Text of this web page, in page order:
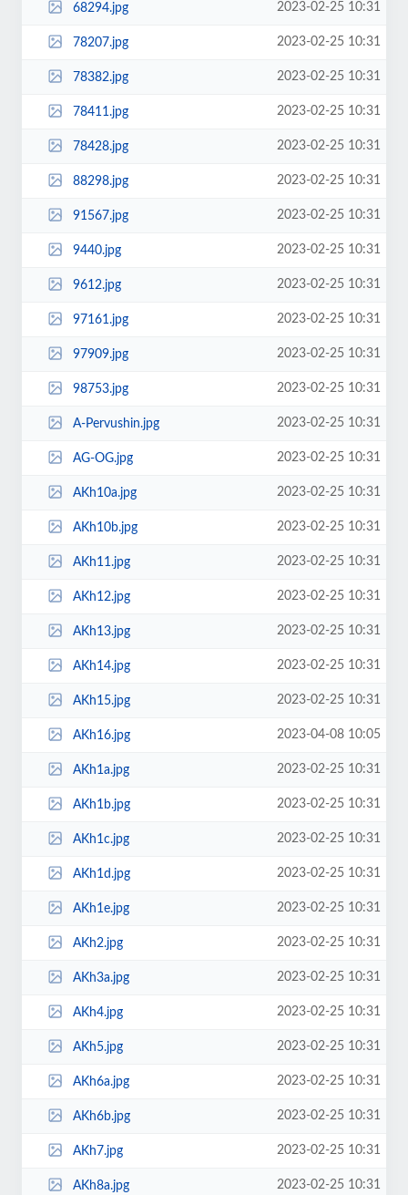
68294.jpg 2023-02-25 10:31
78207.jpg 2023-02-25 10:31
78382.jpg 2023-02-25 10:31
78411.jpg 2023-02-25 10:31
78428.jpg 2023-02-25 10:31
88298.jpg 2023-02-25 10:31
91567.jpg 2023-02-25 10:31
9440.jpg 2023-02-25 10:31
9612.jpg 2023-02-25 10:31
97161.jpg 2023-02-25 10:31
97909.jpg 2023-02-25 10:31
98753.jpg 2023-02-25 10:31
A-Pervushin.jpg 2023-02-25 10:31
AG-OG.jpg 2023-02-25 10:31
AKh10a.jpg 2023-02-25 10:31
AKh10b.jpg 2023-02-25 10:31
AKh11.jpg 2023-02-25 10:31
AKh12.jpg 2023-02-25 10:31
AKh13.jpg 2023-02-25 10:31
AKh14.jpg 2023-02-25 10:31
AKh15.jpg 2023-02-25 10:31
AKh16.jpg 2023-04-08 10:05
AKh1a.jpg 2023-02-25 10:31
AKh1b.jpg 2023-02-25 10:31
AKh1c.jpg 2023-02-25 10:31
AKh1d.jpg 2023-02-25 10:31
AKh1e.jpg 2023-02-25 10:31
AKh2.jpg 2023-02-25 10:31
AKh3a.jpg 2023-02-25 10:31
AKh4.jpg 2023-02-25 10:31
AKh5.jpg 2023-02-25 10:31
AKh6a.jpg 2023-02-25 10:31
AKh6b.jpg 2023-02-25 10:31
AKh7.jpg 2023-02-25 10:31
AKh8a.jpg 2023-02-25 10:31